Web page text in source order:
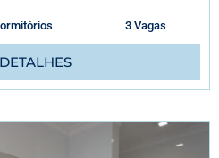
3 Vagas